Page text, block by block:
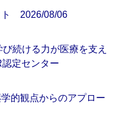
ト 2026/08/06
続ける力が医療を支え
定センター
的観点からのアプロー